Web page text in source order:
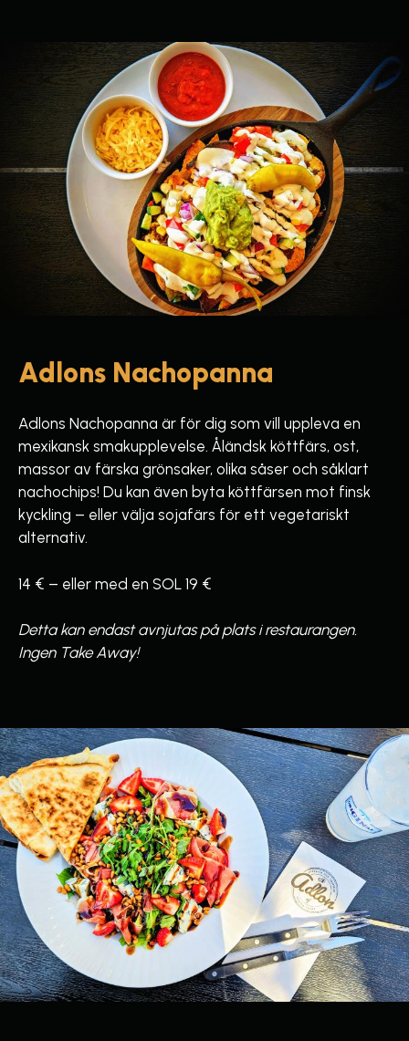
Adlons Nachopanna
Adlons Nachopanna är för dig som vill uppleva en
mexikansk smakupplevelse. Åländsk köttfärs, ost,
massor av färska grönsaker, olika såser och såklart
nachochips! Du kan även byta köttfärsen mot finsk
kyckling – eller välja sojafärs för ett vegetariskt
alternativ.
14 € – eller med en SOL 19 €
Detta kan endast avnjutas på plats i restaurangen.
Ingen Take Away!